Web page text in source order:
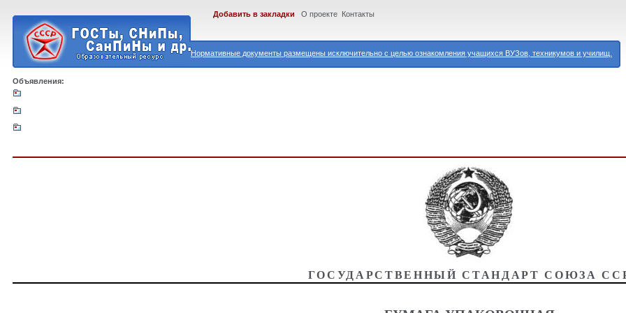
Нормативные документы размещены исключительно с целью ознакомления учащихся ВУЗов, техникумов и училищ.
Добавить в закладки О проекте Контакты
Объявления:
ГОСУДАРСТВЕННЫЙ СТАНДАРТ СОЮЗА